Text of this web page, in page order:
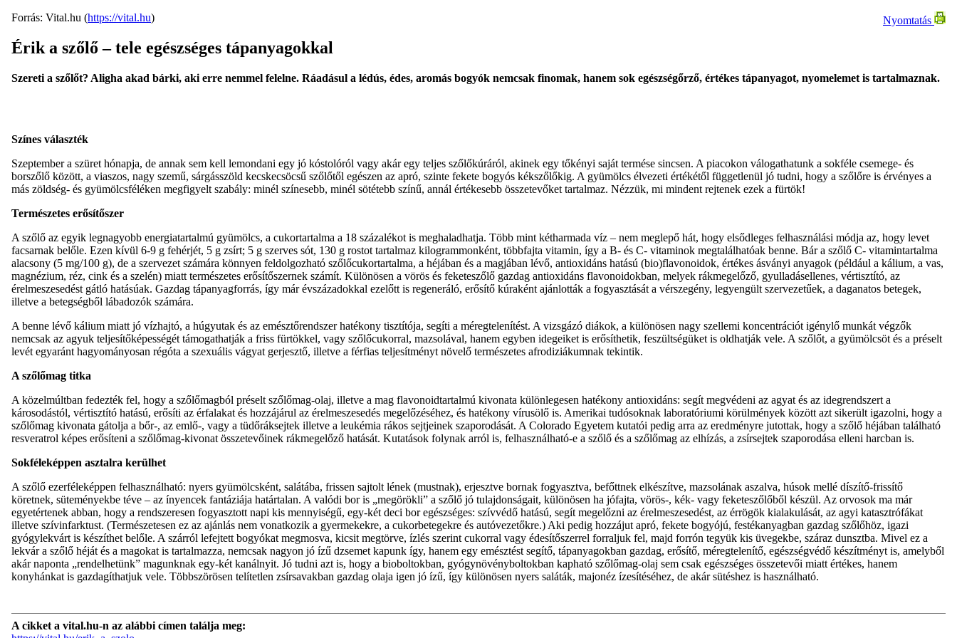
Nyomtatás
Forrás: Vital.hu (https://vital.hu)
Érik a szőlő – tele egészséges tápanyagokkal
Szereti a szőlőt? Aligha akad bárki, aki erre nemmel felelne. Ráadásul a lédús, édes, aromás bogyók nemcsak finomak, hanem sok egészségőrző, értékes tápanyagot, nyomelemet is tartalmaznak.
Színes választék
Szeptember a szüret hónapja, de annak sem kell lemondani egy jó kóstolóról vagy akár egy teljes szőlőkúráról, akinek egy tőkényi saját termése sincsen. A piacokon válogathatunk a sokféle csemege- és
borszőlő között, a viaszos, nagy szemű, sárgásszöld kecskecsöcsű szőlőtől egészen az apró, szinte fekete bogyós kékszőlőkig. A gyümölcs élvezeti értékétől függetlenül jó tudni, hogy a szőlőre is érvényes a
más zöldség- és gyümölcsféléken megfigyelt szabály: minél színesebb, minél sötétebb színű, annál értékesebb összetevőket tartalmaz. Nézzük, mi mindent rejtenek ezek a fürtök!
Természetes erősítőszer
A szőlő az egyik legnagyobb energiatartalmú gyümölcs, a cukortartalma a 18 százalékot is meghaladhatja. Több mint kétharmada víz – nem meglepő hát, hogy elsődleges felhasználási módja az, hogy levet
facsarnak belőle. Ezen kívül 6-9 g fehérjét, 5 g zsírt; 5 g szerves sót, 130 g rostot tartalmaz kilogrammonként, többfajta vitamin, így a B- és C- vitaminok megtalálhatóak benne. Bár a szőlő C- vitamintartalma
alacsony (5 mg/100 g), de a szervezet számára könnyen feldolgozható szőlőcukortartalma, a héjában és a magjában lévő, antioxidáns hatású (bio)flavonoidok, értékes ásványi anyagok (például a kálium, a vas,
magnézium, réz, cink és a szelén) miatt természetes erősítőszernek számít. Különösen a vörös és feketeszőlő gazdag antioxidáns flavonoidokban, melyek rákmegelőző, gyulladásellenes, vértisztító, az
érelmeszesedést gátló hatásúak. Gazdag tápanyagforrás, így már évszázadokkal ezelőtt is regeneráló, erősítő kúraként ajánlották a fogyasztását a vérszegény, legyengült szervezetűek, a daganatos betegek,
illetve a betegségből lábadozók számára.
A benne lévő kálium miatt jó vízhajtó, a húgyutak és az emésztőrendszer hatékony tisztítója, segíti a méregtelenítést. A vizsgázó diákok, a különösen nagy szellemi koncentrációt igénylő munkát végzők
nemcsak az agyuk teljesítőképességét támogathatják a friss fürtökkel, vagy szőlőcukorral, mazsolával, hanem egyben idegeiket is erősíthetik, feszültségüket is oldhatják vele. A szőlőt, a gyümölcsöt és a préselt
levét egyaránt hagyományosan régóta a szexuális vágyat gerjesztő, illetve a férfias teljesítményt növelő természetes afrodiziákumnak tekintik.
A szőlőmag titka
A közelmúltban fedezték fel, hogy a szőlőmagból préselt szőlőmag-olaj, illetve a mag flavonoidtartalmú kivonata különlegesen hatékony antioxidáns: segít megvédeni az agyat és az idegrendszert a
károsodástól, vértisztító hatású, erősíti az érfalakat és hozzájárul az érelmeszesedés megelőzéséhez, és hatékony vírusölő is. Amerikai tudósoknak laboratóriumi körülmények között azt sikerült igazolni, hogy a
szőlőmag kivonata gátolja a bőr-, az emlő-, vagy a tüdőráksejtek illetve a leukémia rákos sejtjeinek szaporodását. A Colorado Egyetem kutatói pedig arra az eredményre jutottak, hogy a szőlő héjában található
resveratrol képes erősíteni a szőlőmag-kivonat összetevőinek rákmegelőző hatását. Kutatások folynak arról is, felhasználható-e a szőlő és a szőlőmag az elhízás, a zsírsejtek szaporodása elleni harcban is.
Sokféleképpen asztalra kerülhet
A szőlő ezerféleképpen felhasználható: nyers gyümölcsként, salátába, frissen sajtolt lének (mustnak), erjesztve bornak fogyasztva, befőttnek elkészítve, mazsolának aszalva, húsok mellé díszítő-frissítő
köretnek, süteményekbe téve – az ínyencek fantáziája határtalan. A valódi bor is „megörökli” a szőlő jó tulajdonságait, különösen ha jófajta, vörös-, kék- vagy feketeszőlőből készül. Az orvosok ma már
egyetértenek abban, hogy a rendszeresen fogyasztott napi kis mennyiségű, egy-két deci bor egészséges: szívvédő hatású, segít megelőzni az érelmeszesedést, az érrögök kialakulását, az agyi katasztrófákat
illetve szívinfarktust. (Természetesen ez az ajánlás nem vonatkozik a gyermekekre, a cukorbetegekre és autóvezetőkre.) Aki pedig hozzájut apró, fekete bogyójú, festékanyagban gazdag szőlőhöz, igazi
gyógylekvárt is készíthet belőle. A szárról lefejtett bogyókat megmosva, kicsit megtörve, ízlés szerint cukorral vagy édesítőszerrel forraljuk fel, majd forrón tegyük kis üvegekbe, száraz dunsztba. Mivel ez a
lekvár a szőlő héját és a magokat is tartalmazza, nemcsak nagyon jó ízű dzsemet kapunk így, hanem egy emésztést segítő, tápanyagokban gazdag, erősítő, méregtelenítő, egészségvédő készítményt is, amelyből
akár naponta „rendelhetünk” magunknak egy-két kanálnyit. Jó tudni azt is, hogy a bioboltokban, gyógynövényboltokban kapható szőlőmag-olaj sem csak egészséges összetevői miatt értékes, hanem
konyhánkat is gazdagíthatjuk vele. Többszörösen telítetlen zsírsavakban gazdag olaja igen jó ízű, így különösen nyers saláták, majonéz ízesítéséhez, de akár sütéshez is használható.
A cikket a vital.hu-n az alábbi címen találja meg: